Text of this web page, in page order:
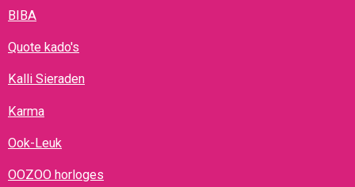
BIBA
Quote kado's
Kalli Sieraden
Karma
Ook-Leuk
OOZOO horloges